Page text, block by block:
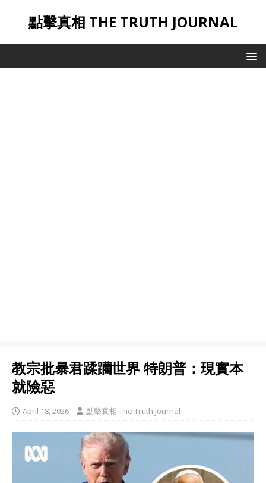
點擊真相 THE TRUTH JOURNAL
教宗批暴君蹂躪世界 特朗普：現實本
就險惡
April 18, 2026 點擊真相 The Truth Journal